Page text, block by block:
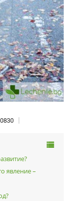
явление –